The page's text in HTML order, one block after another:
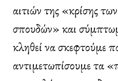
αιτιών της «κρίσης
σπουδών» και
κληθεί να σκεφτούμε
αντιμετωπίσουμε τα